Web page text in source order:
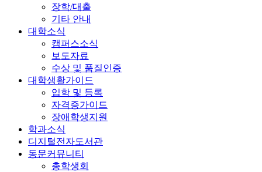
장학/대출
기타 안내
대학소식
캠퍼스소식
보도자료
수상 및 품질인증
대학생활가이드
입학 및 등록
자격증가이드
장애학생지원
학과소식
디지털전자도서관
동문커뮤니티
총학생회